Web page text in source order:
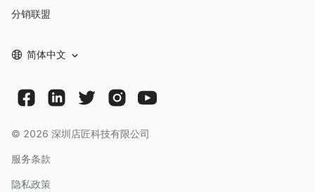
分销联盟
简体中文
© 2026 深圳店匠科技有限公司
服务条款
隐私政策